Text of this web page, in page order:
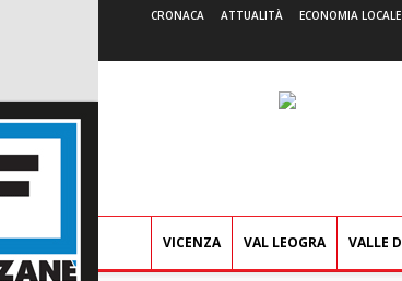
CRONACA ATTUALITÀ ECONOMIA LOCALE
VICENZA VAL LEOGRA VALLE